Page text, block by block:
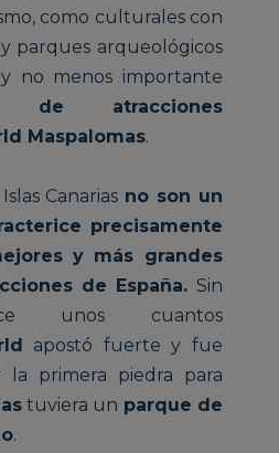
como culturales con
y parques arqueológicos
no menos importante
de atracciones
Maspalomas.
Canarias no son un
precisamente
y más grandes
de España. Sin
unos cuantos
apostó fuerte y fue
primera piedra para
tuviera un parque de
.